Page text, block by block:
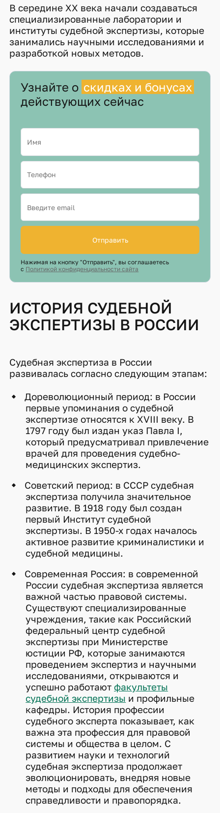
В середине XX века начали создаваться
специализированные лаборатории и
институты судебной экспертизы, которые
занимались научными исследованиями и
разработкой новых методов.
Узнайте о скидках и бонусах
действующих сейчас
Отправить
Нажимая на кнопку "Отправить", вы соглашаетесь
с Политикой конфиденциальности сайта
ИСТОРИЯ СУДЕБНОЙ
ЭКСПЕРТИЗЫ В РОССИИ
Судебная экспертиза в России
развивалась согласно следующим этапам:
Дореволюционный период: в России
первые упоминания о судебной
экспертизе относятся к XVIII веку. В
1797 году был издан указ Павла I,
который предусматривал привлечение
врачей для проведения судебно-
медицинских экспертиз.
Советский период: в СССР судебная
экспертиза получила значительное
развитие. В 1918 году был создан
первый Институт судебной
экспертизы. В 1950-х годах началось
активное развитие криминалистики и
судебной медицины.
Современная Россия: в современной
России судебная экспертиза является
важной частью правовой системы.
Существуют специализированные
учреждения, такие как Российский
федеральный центр судебной
экспертизы при Министерстве
юстиции РФ, которые занимаются
проведением экспертиз и научными
исследованиями, открываются и
успешно работаютфакультеты
судебной экспертизы и профильные
кафедры. История профессии
судебного эксперта показывает, как
важна эта профессия для правовой
системы и общества в целом. С
развитием науки и технологий
судебная экспертиза продолжает
эволюционировать, внедряя новые
методы и подходы для обеспечения
справедливости и правопорядка.